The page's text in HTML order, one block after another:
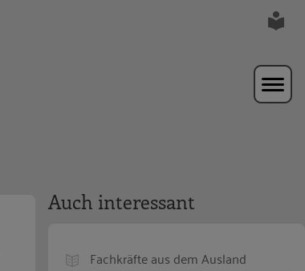
Auch interessant
Fachkräfte aus dem Ausland